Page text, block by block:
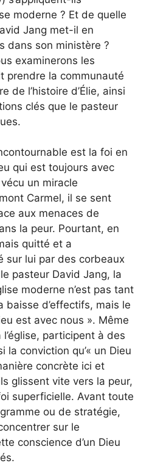
moderne ? Et de quelle
Jang met-il en
dans son ministère ?
examinerons les
prendre la communauté
de l’histoire d’Élie, ainsi
clés que le pasteur
est la foi en
qui est toujours avec
un miracle
Carmel, il se sent
aux menaces de
la peur. Pourtant, en
quitté et a
sur lui par des corbeaux
pasteur David Jang, la
moderne n’est pas tant
baisse d’effectifs, mais le
est avec nous ». Même
participent à des
la conviction qu’« un Dieu
concrète ici et
glissent vite vers la peur,
superficielle. Avant toute
ou de stratégie,
sur le
conscience d’un Dieu